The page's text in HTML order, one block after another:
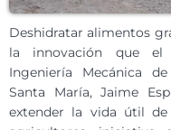
Deshidratar alimentos
la innovación que el
Ingeniería Mecánica
Santa María, Jaime
extender la vida útil